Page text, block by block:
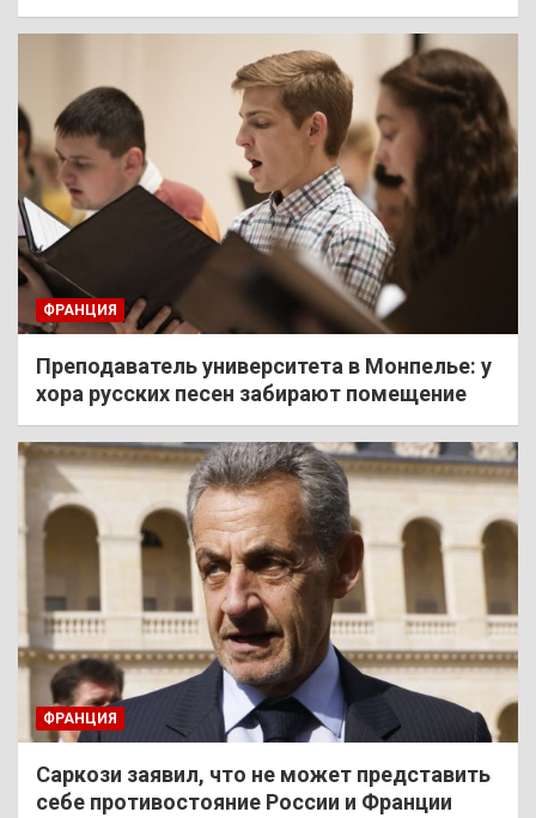
ФРАНЦИЯ
Преподаватель университета в Монпелье: у
хора русских песен забирают помещение
ФРАНЦИЯ
Саркози заявил, что не может представить
себе противостояние России и Франции